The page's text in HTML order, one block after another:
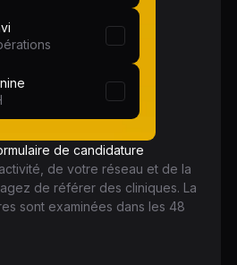
de candidature
de votre réseau et de la
de référer des cliniques. La
sont examinées dans les 48